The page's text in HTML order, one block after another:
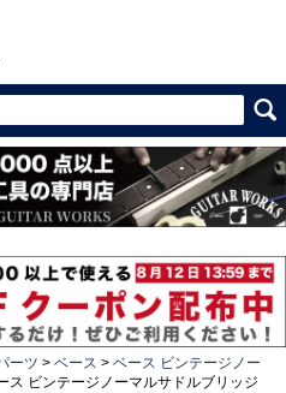
ーツ ベース
ベース ビンテージノー
ス ビンテージノーマルサドルブリッジ